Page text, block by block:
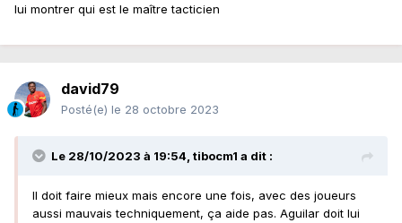
lui montrer qui est le maître tacticien
david79
Posté(e) le 28 octobre 2023
Le 28/10/2023 à 19:54, tibocm1 a dit :
Il doit faire mieux mais encore une fois, avec des joueurs
aussi mauvais techniquement, ça aide pas. Aguilar doit lui